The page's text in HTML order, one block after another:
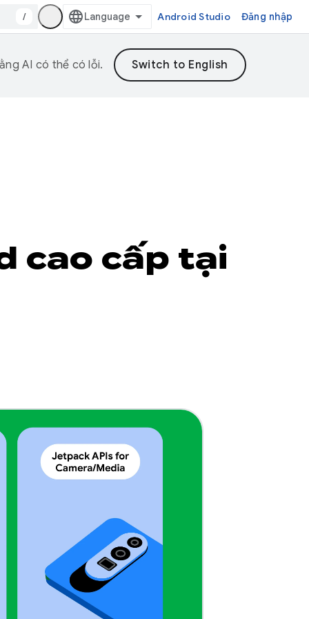
/ Android Studio Đăng nhập
AI có thể có lỗi.
cao cấp tại